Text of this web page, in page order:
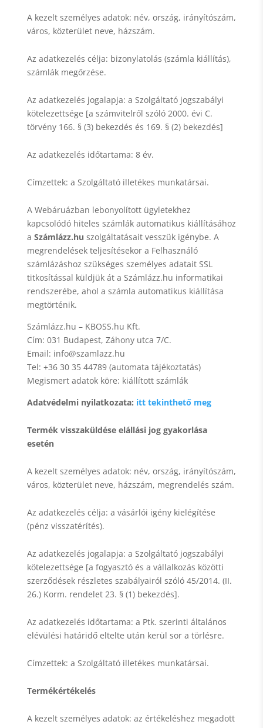
A kezelt személyes adatok: név, ország, irányítószám,
város, közterület neve, házszám.
Az adatkezelés célja: bizonylatolás (számla kiállítás),
számlák megőrzése.
Az adatkezelés jogalapja: a Szolgáltató jogszabályi
kötelezettsége [a számvitelről szóló 2000. évi C.
törvény 166. § (3) bekezdés és 169. § (2) bekezdés]
Az adatkezelés időtartama: 8 év.
Címzettek: a Szolgáltató illetékes munkatársai.
A Webáruázban lebonyolított ügyletekhez
kapcsolódó hiteles számlák automatikus kiállításához
a Számlázz.hu szolgáltatásait vesszük igénybe. A
megrendelések teljesítésekor a Felhasználó
számlázáshoz szükséges személyes adatait SSL
titkosítással küldjük át a Számlázz.hu informatikai
rendszerébe, ahol a számla automatikus kiállítása
megtörténik.
Számlázz.hu – KBOSS.hu Kft.
Cím: 031 Budapest, Záhony utca 7/C.
Email: info@szamlazz.hu
Tel: +36 30 35 44789 (automata tájékoztatás)
Megismert adatok köre: kiállított számlák
Adatvédelmi nyilatkozata: itt tekinthető meg
Termék visszaküldése elállási jog gyakorlása
esetén
A kezelt személyes adatok: név, ország, irányítószám,
város, közterület neve, házszám, megrendelés szám.
Az adatkezelés célja: a vásárlói igény kielégítése
(pénz visszatérítés).
Az adatkezelés jogalapja: a Szolgáltató jogszabályi
kötelezettsége [a fogyasztó és a vállalkozás közötti
szerződések részletes szabályairól szóló 45/2014. (II.
26.) Korm. rendelet 23. § (1) bekezdés].
Az adatkezelés időtartama: a Ptk. szerinti általános
elévülési határidő eltelte után kerül sor a törlésre.
Címzettek: a Szolgáltató illetékes munkatársai.
Termékértékelés
A kezelt személyes adatok: az értékeléshez megadott